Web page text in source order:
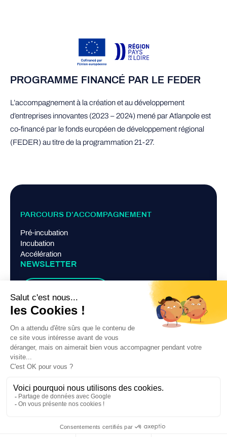
PROGRAMME FINANCÉ PAR LE FEDER
L’accompagnement à la création et au développement
d’entreprises innovantes (2023 – 2024) mené par Atlanpole est
co-financé par le fonds européen de développement régional
(FEDER) au titre de la programmation 21-27.
PARCOURS D’ACCOMPAGNEMENT
Pré-incubation
Incubation
Accélération
NEWSLETTER
LIENS PRATIQUES
Mentions légales
Politique de confidentialité
Contact